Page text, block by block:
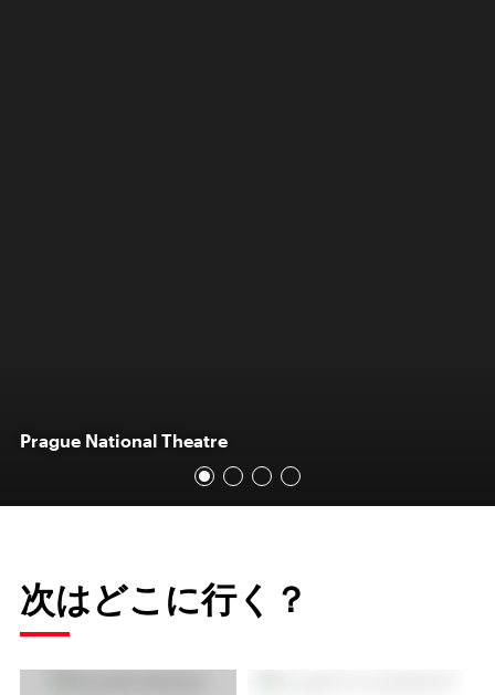
Prague National Theatre
次はどこに行く？